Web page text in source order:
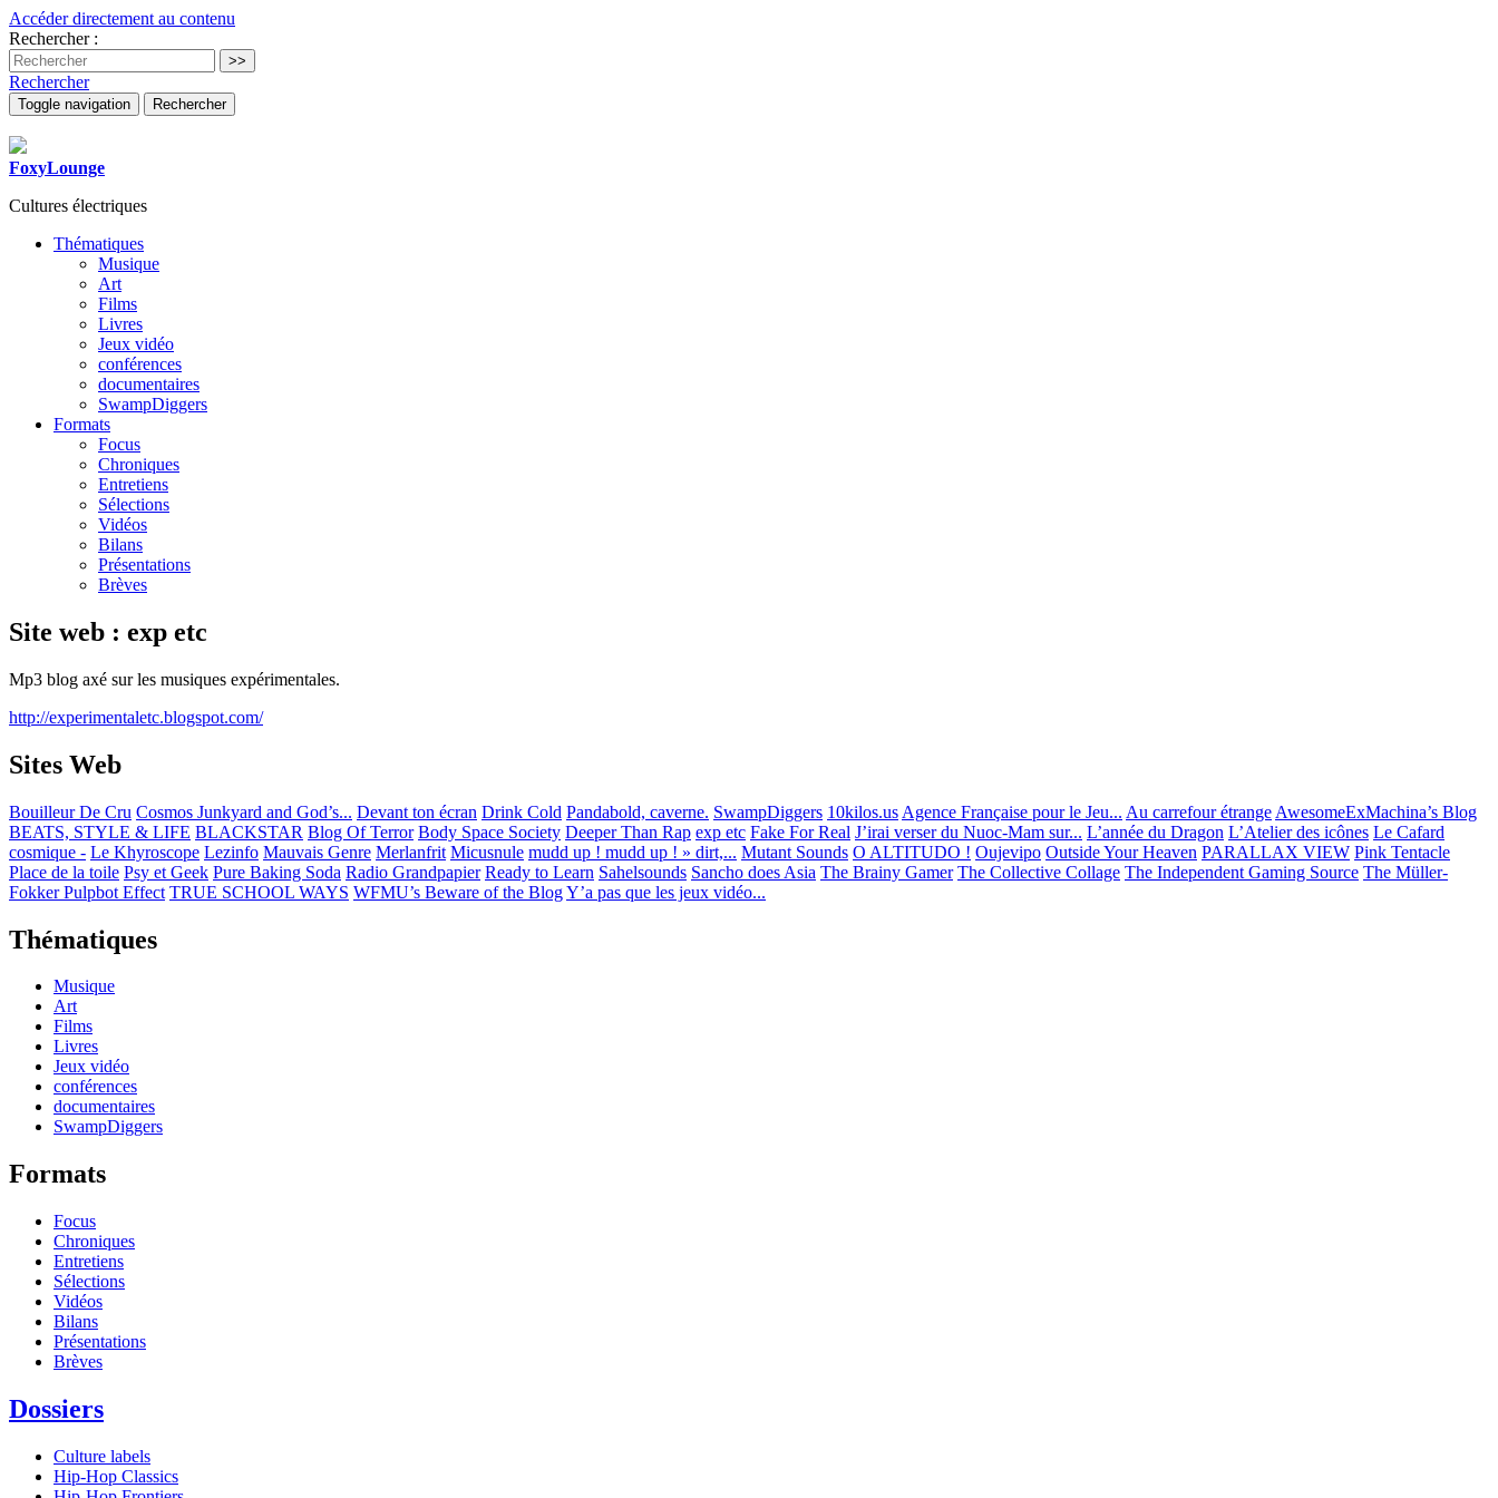
Accéder directement au contenu
Rechercher :
Rechercher
Toggle navigation Rechercher
FoxyLounge
Cultures électriques
Thématiques
Musique
Art
Films
Livres
Jeux vidéo
conférences
documentaires
SwampDiggers
Formats
Focus
Chroniques
Entretiens
Sélections
Vidéos
Bilans
Présentations
Brèves
Site web : exp etc
Mp3 blog axé sur les musiques expérimentales.
http://experimentaletc.blogspot.com/
Sites Web
Bouilleur De Cru Cosmos Junkyard and God’s... Devant ton écran Drink Cold Pandabold, caverne. SwampDiggers 10kilos.us Agence Française pour le Jeu... Au carrefour étrange AwesomeExMachina’s Blog
BEATS, STYLE & LIFE BLACKSTAR Blog Of Terror Body Space Society Deeper Than Rap exp etc Fake For Real J’irai verser du Nuoc-Mam sur... L’année du Dragon L’Atelier des icônes Le Cafard
cosmique - Le Khyroscope Lezinfo Mauvais Genre Merlanfrit Micusnule mudd up ! mudd up ! » dirt,... Mutant Sounds O ALTITUDO ! Oujevipo Outside Your Heaven PARALLAX VIEW Pink Tentacle
Place de la toile Psy et Geek Pure Baking Soda Radio Grandpapier Ready to Learn Sahelsounds Sancho does Asia The Brainy Gamer The Collective Collage The Independent Gaming Source The Müller-
Fokker Pulpbot Effect TRUE SCHOOL WAYS WFMU’s Beware of the BlogY’a pas que les jeux vidéo...
Thématiques
Musique
Art
Films
Livres
Jeux vidéo
conférences
documentaires
SwampDiggers
Formats
Focus
Chroniques
Entretiens
Sélections
Vidéos
Bilans
Présentations
Brèves
Dossiers
Culture labels
Hip-Hop Classics